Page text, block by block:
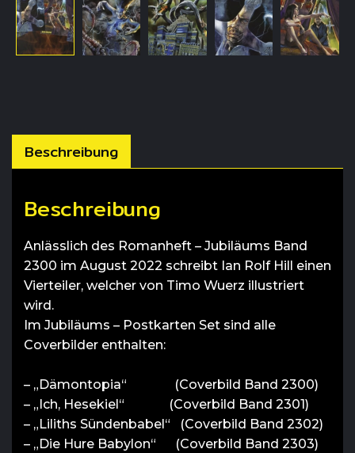
Beschreibung
Beschreibung
Anlässlich des Romanheft – Jubiläums Band
2300 im August 2022 schreibt Ian Rolf Hill einen
Vierteiler, welcher von Timo Wuerz illustriert
wird.
Im Jubiläums – Postkarten Set sind alle
Coverbilder enthalten:
– „Dämontopia“ (Coverbild Band 2300)
– „Ich, Hesekiel“ (Coverbild Band 2301)
– „Liliths Sündenbabel“ (Coverbild Band 2302)
– „Die Hure Babylon“ (Coverbild Band 2303)